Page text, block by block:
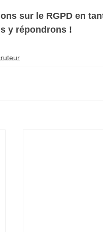
sur le RGPD en
y répondrons !